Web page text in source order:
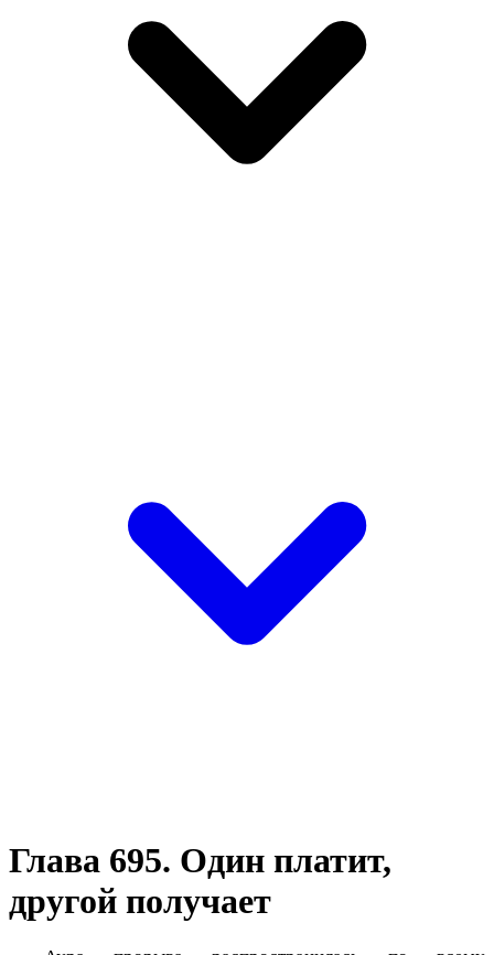
Глава 695. Один платит,
другой получает